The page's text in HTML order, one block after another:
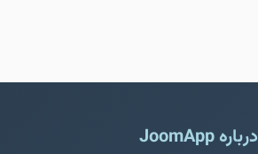
درباره JoomApp